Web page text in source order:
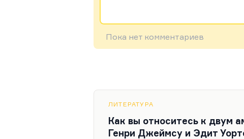
Пока нет комментариев
ЛИТЕРАТУРА
Как вы относитесь к двум
Генри Джеймсу и Эдит